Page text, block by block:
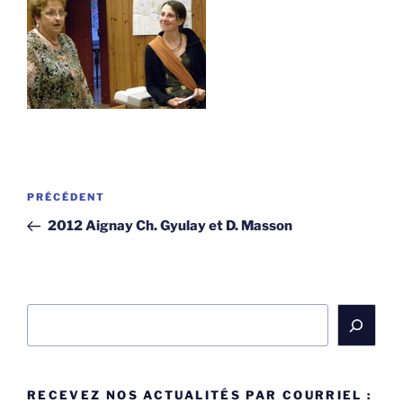
Navigation
l’article
Article
précédent
PRÉCÉDENT
2012 Aignay Ch. Gyulay et D. Masson
RECEVEZ NOS ACTUALITÉS PAR COURRIEL :